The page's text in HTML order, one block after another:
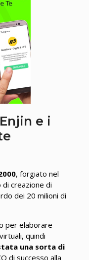
e i
, forgiato nel
creazione di
dei 20 milioni di
per elaborare
quindi
una sorta di
di successo alla